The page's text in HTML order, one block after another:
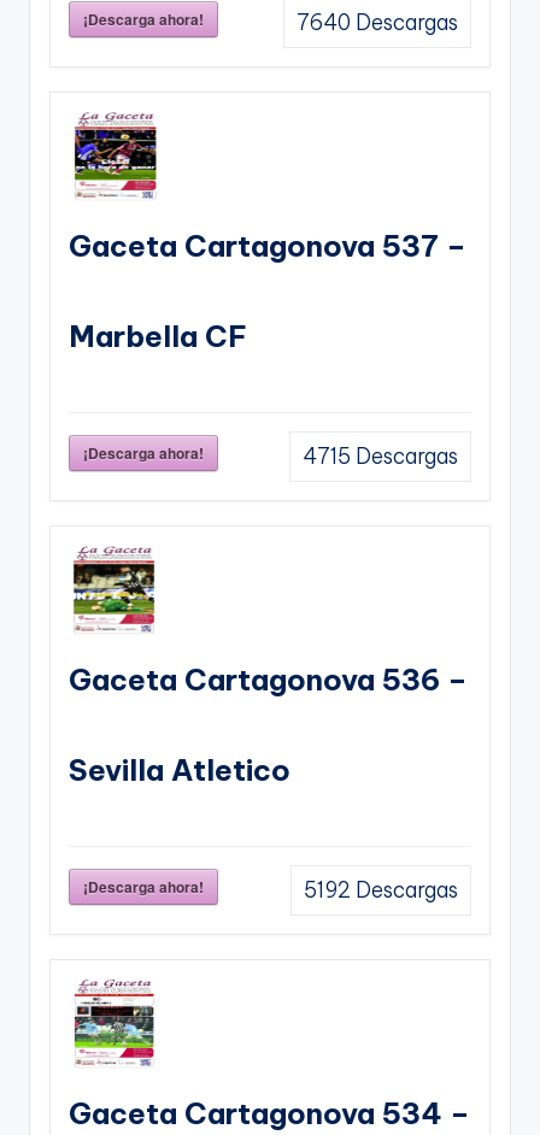
¡Descarga ahora! 7640 Descargas
Gaceta Cartagonova 537 –
Marbella CF
¡Descarga ahora! 4715 Descargas
Gaceta Cartagonova 536 –
Sevilla Atletico
¡Descarga ahora! 5192 Descargas
Gaceta Cartagonova 534 –